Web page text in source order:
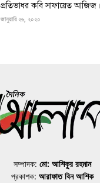
প্রতিভাধর কবি সাফায়েত আজিজ।
জানুয়ারি ২৬, ২০২০
সম্পাদক: মো: আশিকুর রহমান
প্রকাশক: আরাফাত বিন আশিক